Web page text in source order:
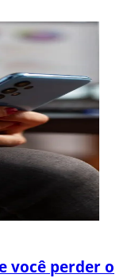
você perder o